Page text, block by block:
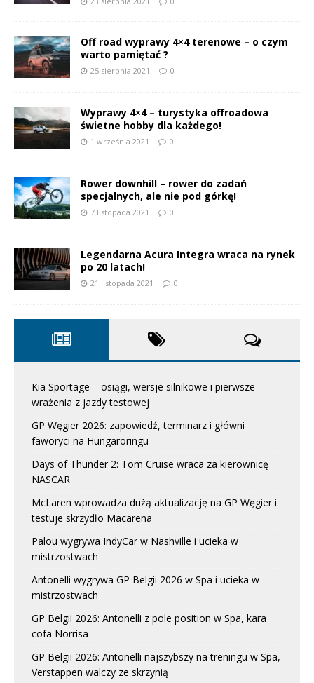
Off road wyprawy 4×4 terenowe – o czym
warto pamiętać ?
25 sierpnia 2021 0
Wyprawy 4×4 – turystyka offroadowa
świetne hobby dla każdego!
1 września 2021 0
Rower downhill – rower do zadań
specjalnych, ale nie pod górkę!
7 listopada 2021 0
Legendarna Acura Integra wraca na rynek
po 20 latach!
21 listopada 2021 0
Kia Sportage – osiągi, wersje silnikowe i pierwsze
wrażenia z jazdy testowej
GP Węgier 2026: zapowiedź, terminarz i główni
faworyci na Hungaroringu
Days of Thunder 2: Tom Cruise wraca za kierownicę
NASCAR
McLaren wprowadza dużą aktualizację na GP Węgier i
testuje skrzydło Macarena
Palou wygrywa IndyCar w Nashville i ucieka w
mistrzostwach
Antonelli wygrywa GP Belgii 2026 w Spa i ucieka w
mistrzostwach
GP Belgii 2026: Antonelli z pole position w Spa, kara
cofa Norrisa
GP Belgii 2026: Antonelli najszybszy na treningu w Spa,
Verstappen walczy ze skrzynią